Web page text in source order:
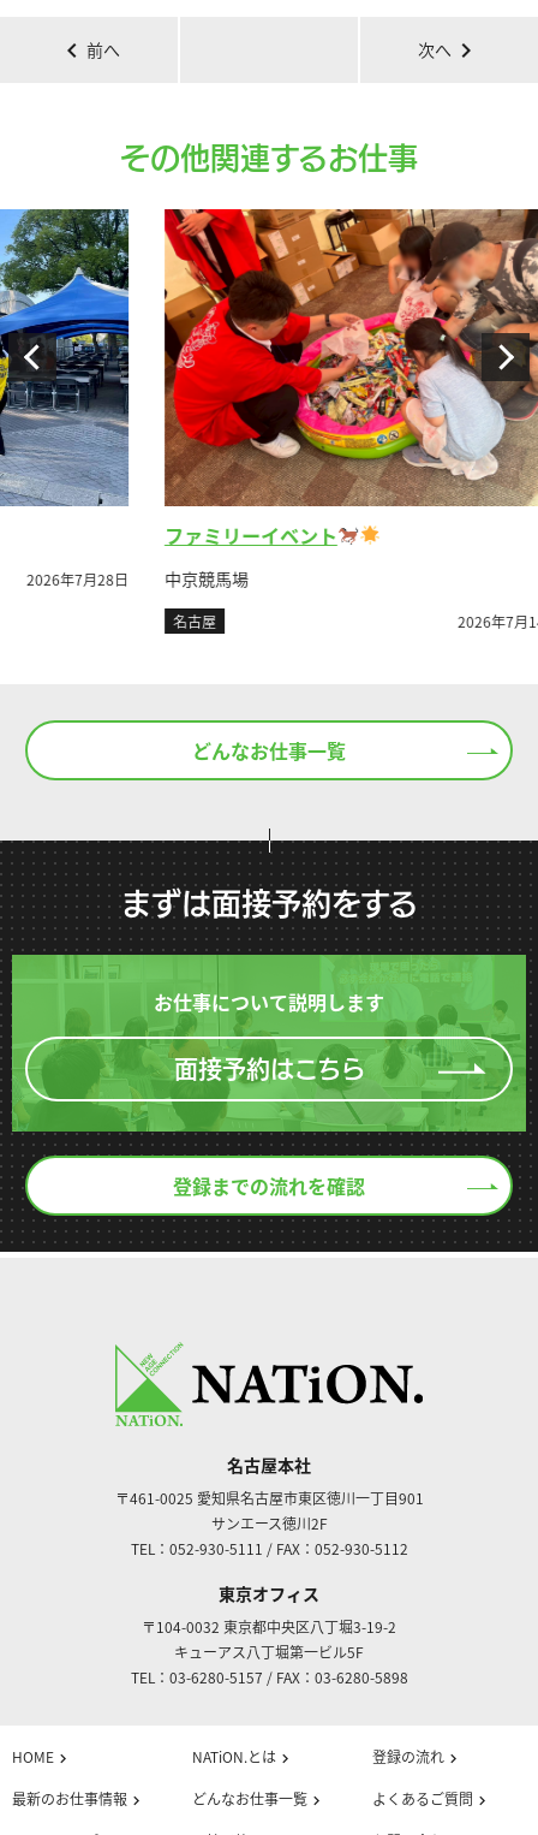
chevron_left 前へ 次へ chevron_right
その他関連するお仕事
28日
ファミリーイベント
中京競馬場
2026年7月14日 名
どんなお仕事一覧
まずは面接予約をする
お仕事について説明します
面接予約はこちら
登録までの流れを確認
名古屋本社
〒461-0025 愛知県名古屋市東区徳川一丁目901
サンエース徳川2F
TEL：052-930-5111 / FAX：052-930-5112
東京オフィス
〒104-0032 東京都中央区八丁堀3-19-2
キューアス八丁堀第一ビル5F
TEL：03-6280-5157 / FAX：03-6280-5898
HOME chevron_right NATiON.とはchevron_right 登録の流れchevron_right
最新のお仕事情報 chevron_right どんなお仕事一覧chevron_right よくあるご質問 chevron_right